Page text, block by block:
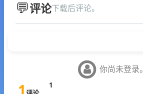
评论下载后评论。
你尚未登录。
1 1